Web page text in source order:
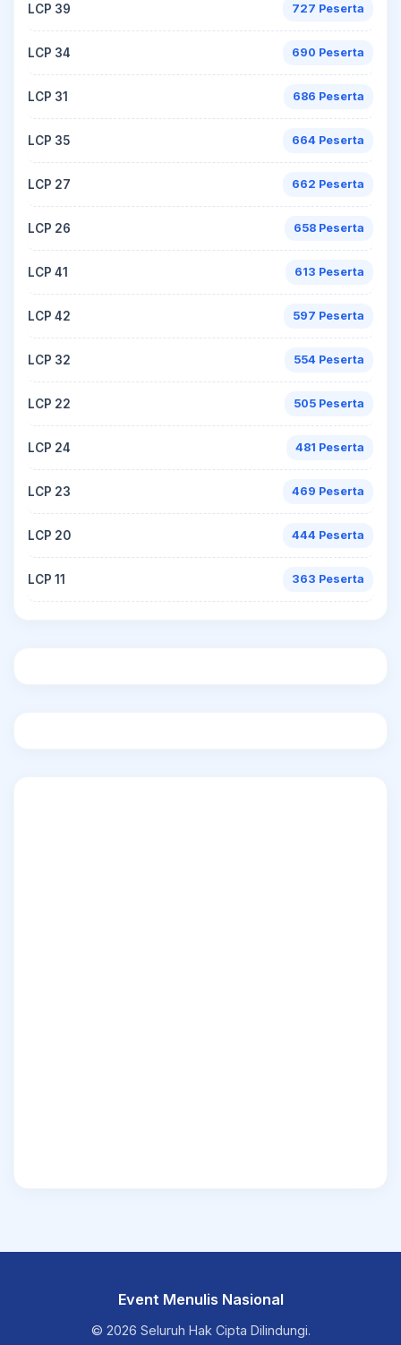
LCP 39 727 Peserta
LCP 34 690 Peserta
LCP 31 686 Peserta
LCP 35 664 Peserta
LCP 27 662 Peserta
LCP 26 658 Peserta
LCP 41 613 Peserta
LCP 42 597 Peserta
LCP 32 554 Peserta
LCP 22 505 Peserta
LCP 24 481 Peserta
LCP 23 469 Peserta
LCP 20 444 Peserta
LCP 11 363 Peserta
Event Menulis Nasional
© 2026 Seluruh Hak Cipta Dilindungi.